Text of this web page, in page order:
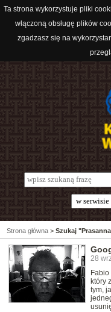
Ta strona wykorzystuje pliki
włączoną obsługę plików
zgadzasz się na
Strona główna > Szukaj
28
Fabio
który
tym,